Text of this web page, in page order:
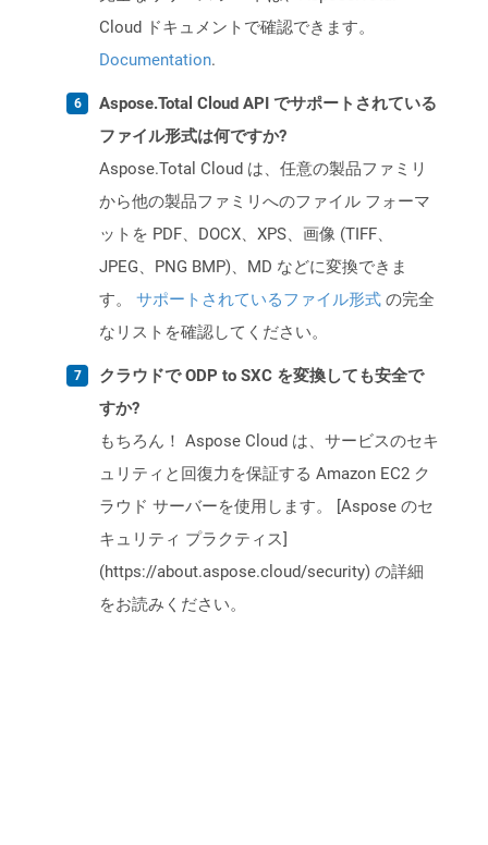
Cloud ドキュメントで確認できます。
Documentation.
Aspose.Total Cloud API でサポートされている
ファイル形式は何ですか?
Aspose.Total Cloud は、任意の製品ファミリ
から他の製品ファミリへのファイル フォーマ
ットを PDF、DOCX、XPS、画像 (TIFF、
JPEG、PNG BMP)、MD などに変換できま
す。 サポートされているファイル形式 の完全
なリストを確認してください。
クラウドで ODP to SXC を変換しても安全で
すか?
もちろん！ Aspose Cloud は、サービスのセキ
ュリティと回復力を保証する Amazon EC2 ク
ラウド サーバーを使用します。 [Aspose のセ
キュリティ プラクティス]
(https://about.aspose.cloud/security) の詳細
をお読みください。